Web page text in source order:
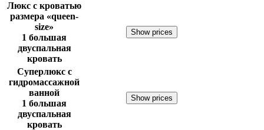
Люкс с кроватью
размера «queen-
size»
1 большая
двуспальная
кровать
Show prices
Суперлюкс с
гидромассажной
ванной
1 большая
двуспальная
кровать
Show prices